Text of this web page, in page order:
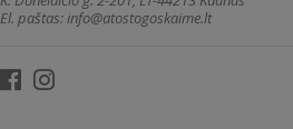
El. paštas:info@atostogoskaime.lt